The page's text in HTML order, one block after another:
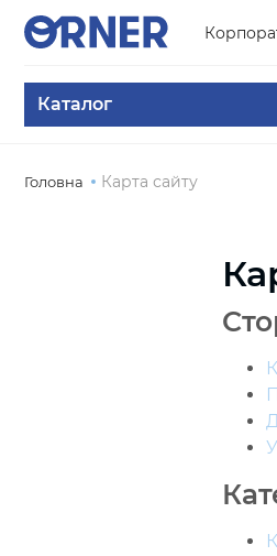
Каталог
Головна Карта сайту